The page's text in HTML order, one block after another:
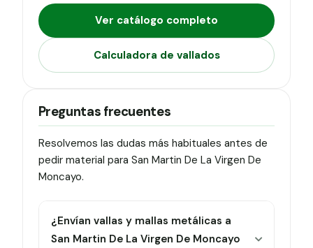
Ver catálogo completo
Calculadora de vallados
Preguntas frecuentes
Resolvemos las dudas más habituales antes de
pedir material para San Martin De La Virgen De
Moncayo.
¿Envían vallas y mallas metálicas a
San Martin De La Virgen De Moncayo